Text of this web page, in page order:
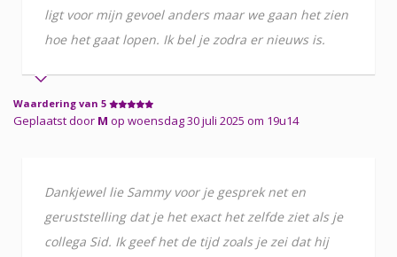
ligt voor mijn gevoel anders maar we gaan het zien
hoe het gaat lopen. Ik bel je zodra er nieuws is.
Waardering van 5
Geplaatst door M op woensdag 30 juli 2025 om 19u14
Dankjewel lie Sammy voor je gesprek net en
geruststelling dat je het exact het zelfde ziet als je
collega Sid. Ik geef het de tijd zoals je zei dat hij